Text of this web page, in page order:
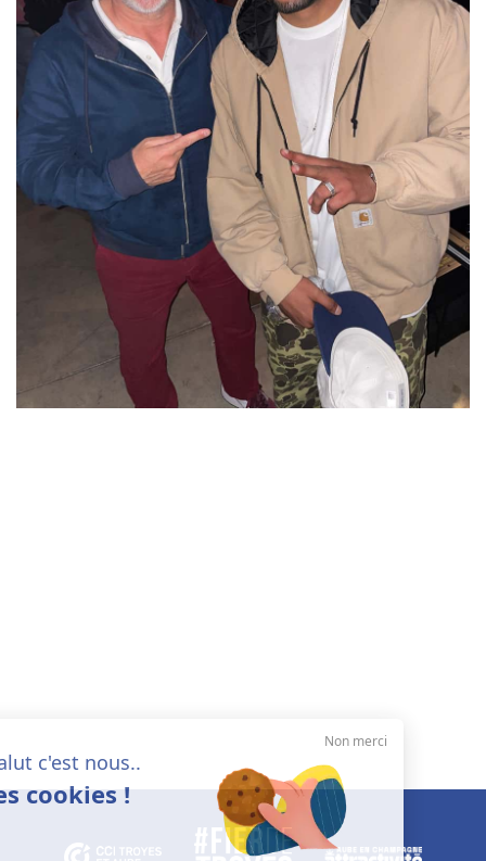
Non merci
Salut c'est nous..
les cookies !